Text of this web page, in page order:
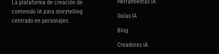
La plataforma de creación de
contenido IA para storytelling
centrado en personajes.
Herramientas IA
Guías IA
Blog
Creadores IA